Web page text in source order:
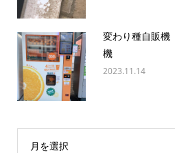
変わり種自販
機
2023.11.14
月を選択